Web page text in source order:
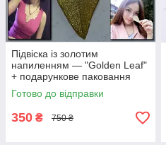
Підвіска із золотим
напиленням — "Golden Leaf"
+ подарункове паковання
Готово до відправки
350 ₴ 750 ₴